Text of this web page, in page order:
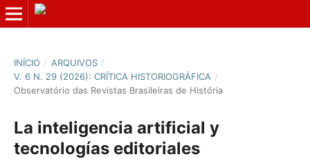
INÍCIO / ARQUIVOS /
V. 6 N. 29 (2026): CRÍTICA HISTORIOGRÁFICA /
Observatório das Revistas Brasileiras de História
La inteligencia artificial y
tecnologías editoriales